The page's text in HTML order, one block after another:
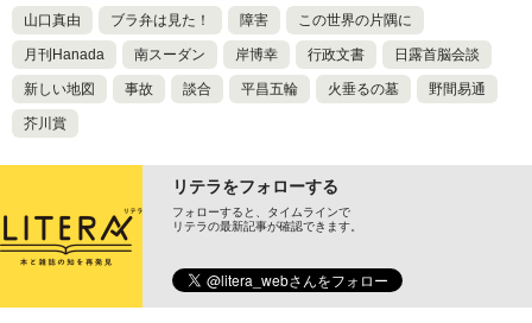
山口真由 ブラ弁は見た！ 障害 この世界の片隅に
月刊Hanada 南スーダン 岸博幸 行政文書 日露首脳会談
新しい地図 事故 談合 平昌五輪 火垂るの墓 野間易通
芥川賞
リテラをフォローする
フォローすると、タイムラインで
リテラの最新記事が確認できます。